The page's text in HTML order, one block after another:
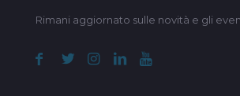
Rimani aggiornato sulle novità e gli